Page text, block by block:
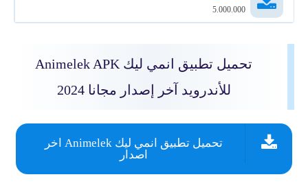
5.000.000
تحميل تطبيق انمي ليك Animelek APK
للأندرويد آخر إصدار مجانا 2024
تحميل تطبيق انمي ليك Animelek اخر
اصدار